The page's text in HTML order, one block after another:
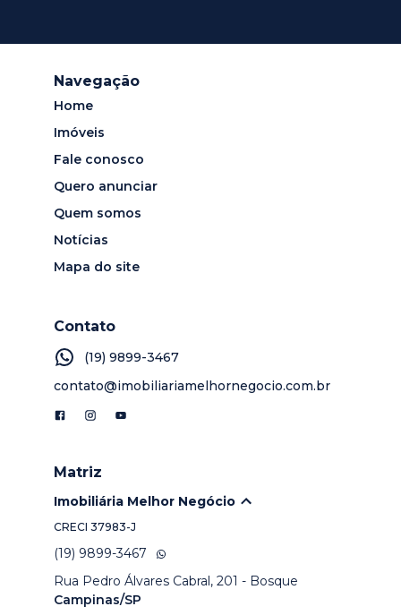
Navegação
Home
Imóveis
Fale conosco
Quero anunciar
Quem somos
Notícias
Mapa do site
Contato
(19) 9899-3467
contato@imobiliariamelhornegocio.com.br
Matriz
Imobiliária Melhor Negócio
CRECI 37983-J
(19) 9899-3467
Rua Pedro Álvares Cabral, 201 - Bosque
Campinas/SP